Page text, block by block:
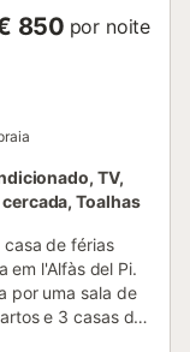
850 por noite
TV,
Toalhas
casa de férias
em l'Alfàs del Pi.
por uma sala de
e 3 casas de